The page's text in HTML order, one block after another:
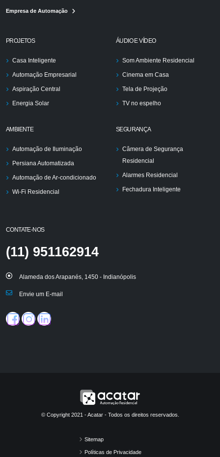
Empresa de Automação
PROJETOS
Casa Inteligente
Automação Empresarial
Aspiração Central
Energia Solar
ÁUDIO E VÍDEO
Som Ambiente Residencial
Cinema em Casa
Tela de Projeção
TV no espelho
AMBIENTE
Automação de Iluminação
Persiana Automatizada
Automação de Ar-condicionado
Wi-Fi Residencial
SEGURANÇA
Câmera de Segurança
Residencial
Alarmes Residencial
Fechadura Inteligente
CONTATE-NOS
(11) 951162914
Alameda dos Arapanés, 1450 - Indianópolis
Envie um E-mail
© Copyright 2021 - Acatar - Todos os direitos reservados.
Sitemap
Políticas de Privacidade